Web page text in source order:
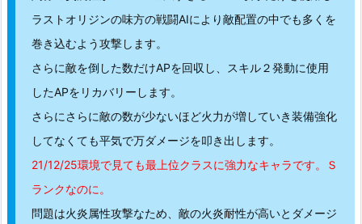
ラストオリジンの味方の戦闘AIにより敵配置の中でも多くを
巻き込むよう攻撃します。
さらに敵を倒した数だけAPを回収し、スキル２発動に使用
したAPをリカバリーします。
さらにさらに敵の数が少ないほど火力が増していき装備強化
してなくても平気で万ダメージを叩き出します。
21/12/25環境で見ても最上位クラスに強力なキャラです。Ｓ
ランクなのに。
問題は火炎属性攻撃なため、敵の火炎耐性が高いとダメージ